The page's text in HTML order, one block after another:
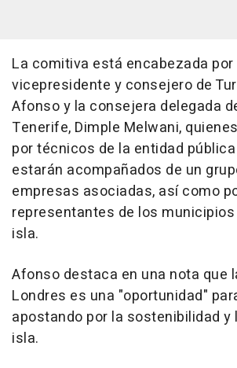
La comitiva está encabezada por
vicepresidente y consejero de
Afonso y la consejera delegada
Tenerife, Dimple Melwani,
por técnicos de la entidad
estarán acompañados de un
empresas asociadas, así como
representantes de los
isla.
Afonso destaca en una nota que
Londres es una "oportunidad"
apostando por la sostenibilidad y
isla.